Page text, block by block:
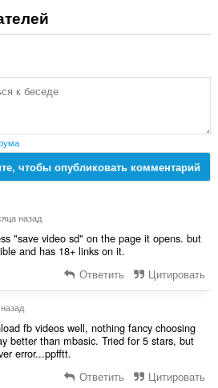
чтобы опубликовать комментарий
назад
"save video sd" on the page it opens. but
and has 18+ links on it.
Ответить Цитировать
fb videos well, nothing fancy choosing
better than mbasic. Tried for 5 stars, but
error...ppfftt.
Ответить Цитировать